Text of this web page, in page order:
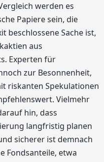
werden es
Papiere sein, die
beschlossene Sache ist,
aus
Experten für
zur Besonnenheit,
riskanten Spekulationen
Vielmehr
hin, dass
langfristig planen
sicherer ist demnach
Fondsanteile, etwa